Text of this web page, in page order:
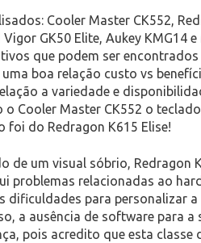
Cooler Master CK552,
GK50 Elite, Aukey KMG14
que podem ser
boa relação custo vs
a variedade e
Cooler Master CK552 o
foi do Redragon K615 Elise!
de um visual sóbrio, Redragon
problemas relacionadas ao
dificuldades para personalizar
a ausência de software para a
pois acredito que esta classe